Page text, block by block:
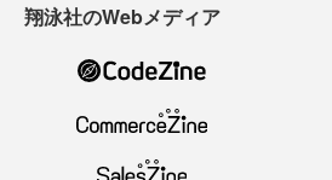
翔泳社のWebメディア